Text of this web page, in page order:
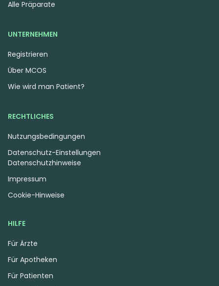
Alle Präparate
UNTERNEHMEN
Registrieren
Über MCOS
Wie wird man Patient?
HILFE
Für Ärzte
Für Apotheken
Für Patienten
RECHTLICHES
Nutzungsbedingungen
Datenschutzhinweise
Impressum
Cookie-Hinweise
Datenschutz-Einstellungen